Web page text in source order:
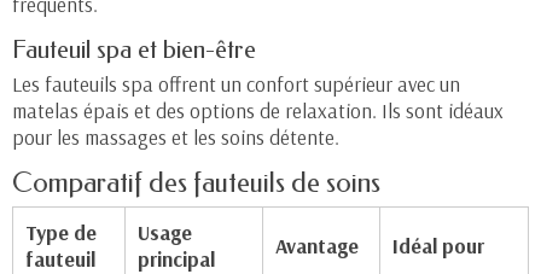
Fauteuil spa et bien-être
Les fauteuils spa offrent un confort supérieur avec un
matelas épais et des options de relaxation. Ils sont idéaux
pour les massages et les soins détente.
Comparatif des fauteuils de soins
Type de
fauteuil
Usage
principal
Avantage Idéal pour